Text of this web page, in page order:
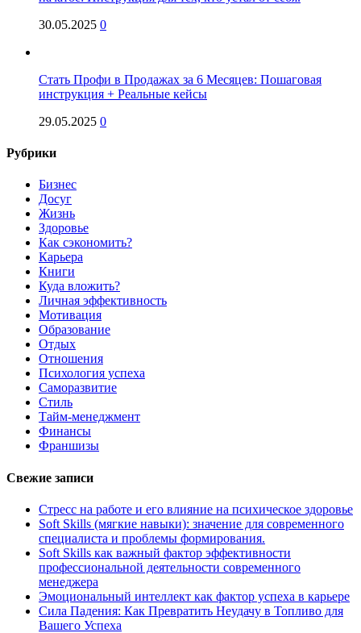
30.05.2025 0
Стать Профи в Продажах за 6 Месяцев: Пошаговая
инструкция + Реальные кейсы
29.05.2025 0
Рубрики
Бизнес
Досуг
Жизнь
Здоровье
Как сэкономить?
Карьера
Книги
Куда вложить?
Личная эффективность
Мотивация
Образование
Отдых
Отношения
Психология успеха
Саморазвитие
Стиль
Тайм-менеджмент
Финансы
Франшизы
Свежие записи
Стресс на работе и его влияние на психическое здоровье
Soft Skills (мягкие навыки): значение для современного
специалиста и проблемы формирования.
Soft Skills как важный фактор эффективности
профессиональной деятельности современного
менеджера
Эмоциональный интеллект как фактор успеха в карьере
Сила Падения: Как Превратить Неудачу в Топливо для
Вашего Успеха